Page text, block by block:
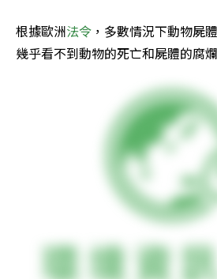
根據歐洲法令 ，多數情況下動物屍
幾乎看不到動物的死亡和屍體的腐